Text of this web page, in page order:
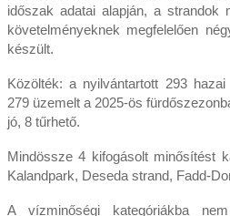
időszak adatai alapján, a strandok
követelményeknek megfelelően
készült.
Közölték: a nyilvántartott 293
279 üzemelt a 2025-ös
jó, 8 tűrhető.
Mindössze 4 kifogásolt minősítést
Kalandpark, Deseda strand, Fadd-
A vízminőségi kategóriákba